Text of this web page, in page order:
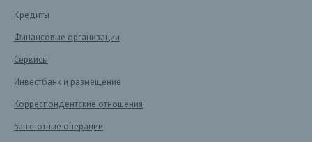
Кредиты
Финансовые организации
Сервисы
Инвестбанк и размещение
Корреспондентские отношения
Банкнотные операции